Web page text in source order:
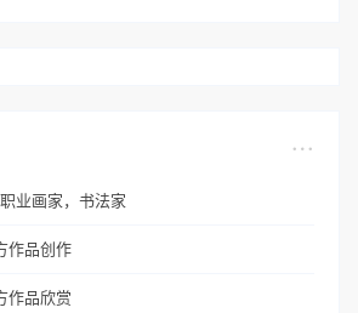
业画家，书法家
作品创作
作品欣赏